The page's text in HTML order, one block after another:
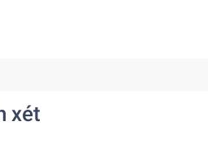
xét